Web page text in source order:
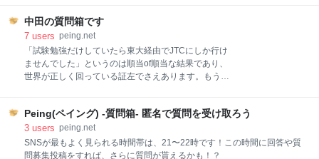
「他の2メガバンクではこのロジックは通用する
か？」という考え方です。以下、すべてこのアプロー
チでご説明します。 まず「銀行リテールの利益は250
億円しかなく赤字のこともあるのだから莫大な設備投
資をすることは株主にとって妥当ではない」というの
問題なのです。MUFGやSMFGをご覧頂ければ銀行リ
テールだけでも1,000億円単位で儲けていることがわ
MUFGで3,300億円、
中田の質問箱です
7 users peing.net
「試験勉強だけしていたら東大経由でJTCにしか行け
ませんでした」というのは順当of順当な結果であり、
世界が正しく回っている証左でさえあります。もうお
としたらその対策が「勉強する」だったのは単純に間
違いでした。 試験勉強なら間違いなく突破できるとの
ことですが、しかしご自分の人生を試験に見立ててそ
れに対する正しい答えを出すことはできていない、あ
Peing(ペイング) -質問箱- 匿名で質問を受け取ろう
3 users peing.net
SNSが最もよく見られる時間帯は、21〜22時です！この時間に回答や質
問募集投稿をすれば、さらに質問が貰えるかも！？